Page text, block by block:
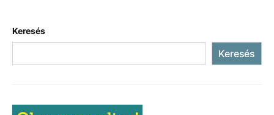
Keresés
Keresés